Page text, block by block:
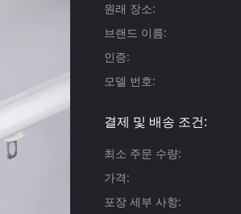
원래 장소:
브랜드 이름:
인증:
모델 번호:
결제 및 배송 조건:
최소 주문 수량:
가격:
포장 세부 사항: